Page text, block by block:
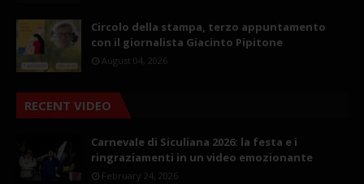
Circolo della stampa, terzo appuntamento
con il giornalista Giacinto Pipitone
August 04, 2026
RECENT VIDEO
Carnevale di Siculiana 2026: la festa e i
ringraziamenti in un video emozionante
February 24, 2026